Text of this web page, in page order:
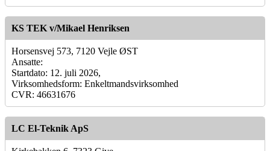
KS TEK v/Mikael Henriksen
Horsensvej 573, 7120 Vejle ØST
Ansatte:
Startdato: 12. juli 2026,
Virksomhedsform: Enkeltmandsvirksomhed
CVR: 46631676
LC El-Teknik ApS